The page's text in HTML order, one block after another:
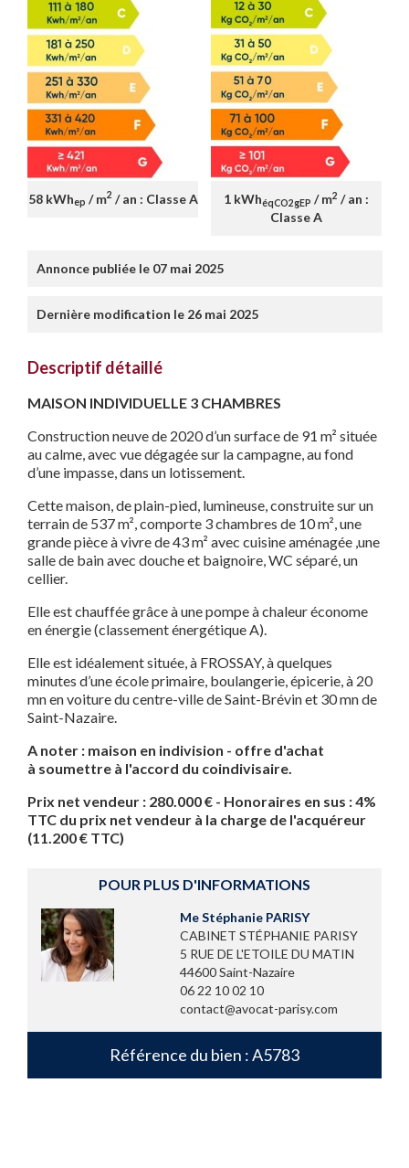
58 kWhep / m2 / an : Classe A 1 kWhéqCO2gEP / m2 / an :
Classe A
Annonce publiée le 07 mai 2025
Dernière modification le 26 mai 2025
Descriptif détaillé
MAISON INDIVIDUELLE 3 CHAMBRES
Construction neuve de 2020 d’un surface de 91 m² située
au calme, avec vue dégagée sur la campagne, au fond
d’une impasse, dans un lotissement.
Cette maison, de plain-pied, lumineuse, construite sur un
terrain de 537 m², comporte 3 chambres de 10 m², une
grande pièce à vivre de 43 m² avec cuisine aménagée ,une
salle de bain avec douche et baignoire, WC séparé, un
cellier.
Elle est chauffée grâce à une pompe à chaleur économe
en énergie (classement énergétique A).
Elle est idéalement située, à FROSSAY, à quelques
minutes d’une école primaire, boulangerie, épicerie, à 20
mn en voiture du centre-ville de Saint-Brévin et 30 mn de
Saint-Nazaire.
A noter : maison en indivision - offre d'achat
à soumettre à l'accord du coindivisaire.
Prix net vendeur : 280.000 € - Honoraires en sus : 4%
TTC du prix net vendeur à la charge de l'acquéreur
(11.200 € TTC)
POUR PLUS D'INFORMATIONS
Me Stéphanie PARISY
CABINET STÉPHANIE PARISY
5 RUE DE L'ETOILE DU MATIN
44600 Saint-Nazaire
06 22 10 02 10
contact@avocat-parisy.com
Référence du bien : A5783